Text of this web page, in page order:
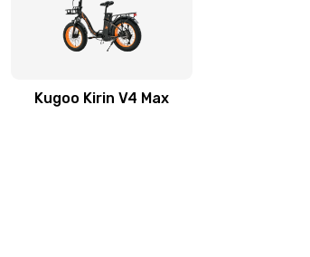
Kugoo Kirin V4 Max